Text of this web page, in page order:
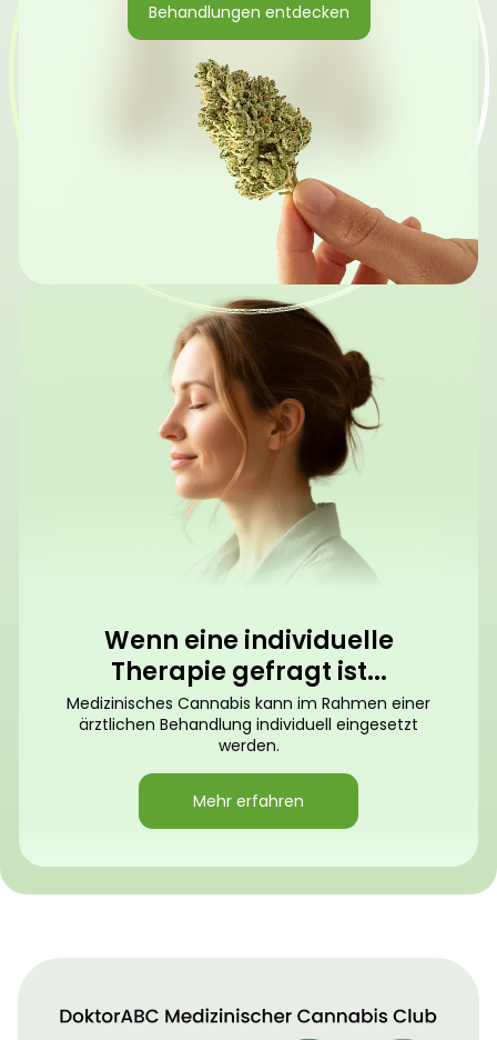
Behandlungen entdecken
Wenn eine individuelle
Therapie gefragt ist...
Medizinisches Cannabis kann im Rahmen einer
ärztlichen Behandlung individuell eingesetzt
werden.
Mehr erfahren